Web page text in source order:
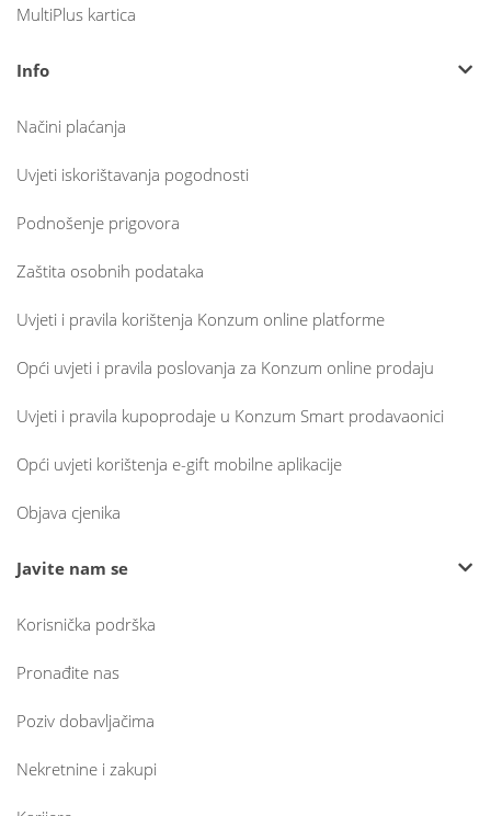
MultiPlus kartica
Info
Načini plaćanja
Uvjeti iskorištavanja pogodnosti
Podnošenje prigovora
Zaštita osobnih podataka
Uvjeti i pravila korištenja Konzum online platforme
Opći uvjeti i pravila poslovanja za Konzum online prodaju
Uvjeti i pravila kupoprodaje u Konzum Smart prodavaonici
Opći uvjeti korištenja e-gift mobilne aplikacije
Objava cjenika
Javite nam se
Korisnička podrška
Pronađite nas
Poziv dobavljačima
Nekretnine i zakupi